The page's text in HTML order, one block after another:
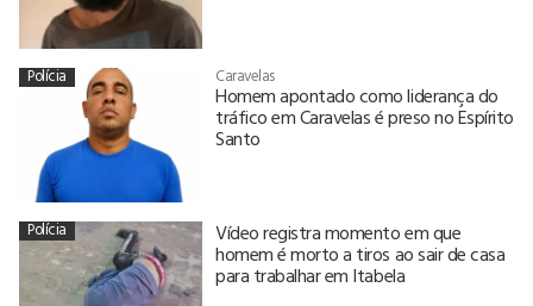
Polícia Caravelas
Homem apontado como liderança do
tráfico em Caravelas é preso no Espírito
Santo
Polícia Vídeo registra momento em que
homem é morto a tiros ao sair de casa
para trabalhar em Itabela